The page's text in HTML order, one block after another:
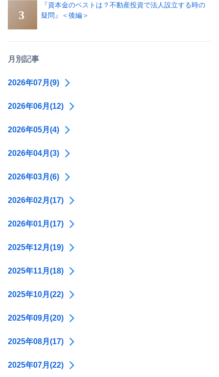
『資本金のベストは？不動産投資で法人設立する時の
疑問』＜後編＞
月別記事
2026年07月(9)
2026年06月(12)
2026年05月(4)
2026年04月(3)
2026年03月(6)
2026年02月(17)
2026年01月(17)
2025年12月(19)
2025年11月(18)
2025年10月(22)
2025年09月(20)
2025年08月(17)
2025年07月(22)